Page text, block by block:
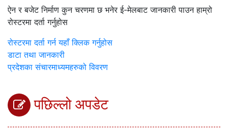
ऐन र बजेट निर्माण कुन चरणमा छ भनेर ई-मेलबाट जानकारी पाउन हाम्रो
रोस्टरमा दर्ता गर्नुहोस
रोस्टरमा दर्ता गर्न यहाँ क्लिक गर्नुहोस
डाटा तथा जानकारी
प्रदेशका संचारमाध्यमहरुको विवरण
पछिल्लो अपडेट